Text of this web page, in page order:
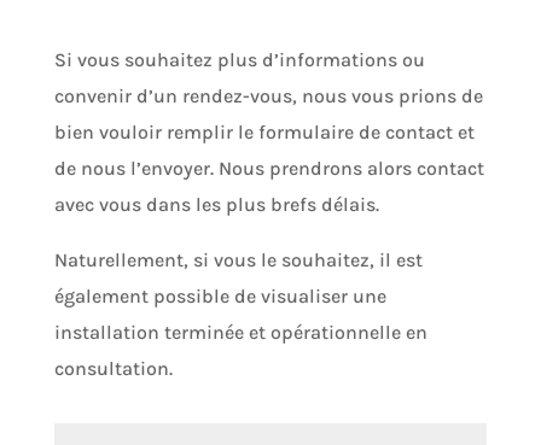
Si vous souhaitez plus d’informations ou
convenir d’un rendez-vous, nous vous prions de
bien vouloir remplir le formulaire de contact et
de nous l’envoyer. Nous prendrons alors contact
avec vous dans les plus brefs délais.
Naturellement, si vous le souhaitez, il est
également possible de visualiser une
installation terminée et opérationnelle en
consultation.